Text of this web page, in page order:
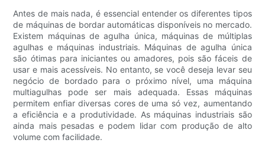
Antes de mais nada, é essencial entender os diferentes tipos
de máquinas de bordar automáticas disponíveis no mercado.
Existem máquinas de agulha única, máquinas de múltiplas
agulhas e máquinas industriais. Máquinas de agulha única
são ótimas para iniciantes ou amadores, pois são fáceis de
usar e mais acessíveis. No entanto, se você deseja levar seu
negócio de bordado para o próximo nível, uma máquina
multiagulhas pode ser mais adequada. Essas máquinas
permitem enfiar diversas cores de uma só vez, aumentando
a eficiência e a produtividade. As máquinas industriais são
ainda mais pesadas e podem lidar com produção de alto
volume com facilidade.